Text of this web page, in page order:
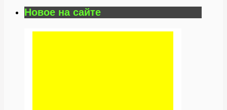
Новое на сайте